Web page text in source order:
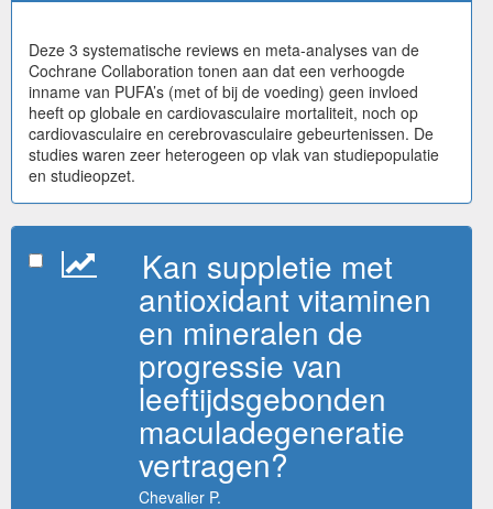
Deze 3 systematische reviews en meta-analyses van de
Cochrane Collaboration tonen aan dat een verhoogde
inname van PUFA’s (met of bij de voeding) geen invloed
heeft op globale en cardiovasculaire mortaliteit, noch op
cardiovasculaire en cerebrovasculaire gebeurtenissen. De
studies waren zeer heterogeen op vlak van studiepopulatie
en studieopzet.
Kan suppletie met
antioxidant vitaminen
en mineralen de
progressie van
leeftijdsgebonden
maculadegeneratie
vertragen?
Chevalier P.